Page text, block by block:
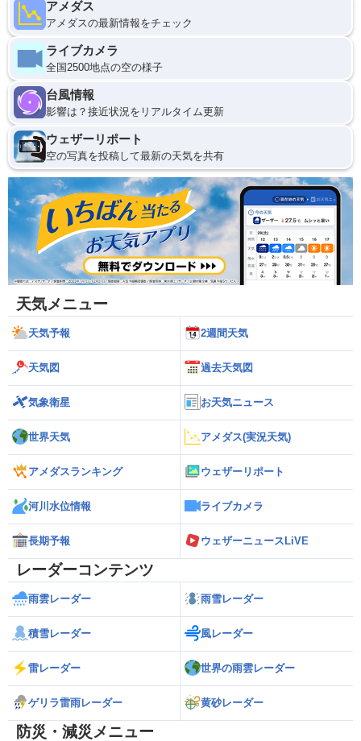
アメダス
アメダスの最新情報をチェック
ライブカメラ
全国2500地点の空の様子
台風情報
影響は？接近状況をリアルタイム更新
ウェザーリポート
空の写真を投稿して最新の天気を共有
天気メニュー
天気予報 2週間天気
天気図 過去天気図
気象衛星 お天気ニュース
世界天気 アメダス(実況天気)
アメダスランキング ウェザーリポート
河川水位情報 ライブカメラ
長期予報 ウェザーニュースLiVE
レーダーコンテンツ
雨雲レーダー 雨雪レーダー
積雪レーダー 風レーダー
雷レーダー 世界の雨雲レーダー
ゲリラ雷雨レーダー 黄砂レーダー
防災・減災メニュー